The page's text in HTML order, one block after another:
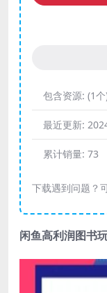
包含资源: (1
最近更新:
累计销量: 73
下载遇到问题？
闲鱼高利润图书